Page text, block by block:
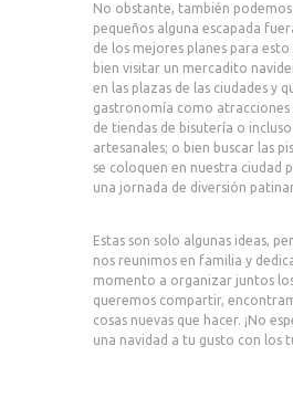
No obstante, también
pequeños alguna escapada
de los mejores planes para esto
bien visitar un mercadito
en las plazas de las ciudades y
gastronomía como atracciones
de tiendas de bisutería o
artesanales; o bien buscar las
se coloquen en nuestra ciudad
una jornada de diversión
Estas son solo algunas ideas,
nos reunimos en familia y
momento a organizar juntos
queremos compartir,
cosas nuevas que hacer. ¡No
una navidad a tu gusto con los